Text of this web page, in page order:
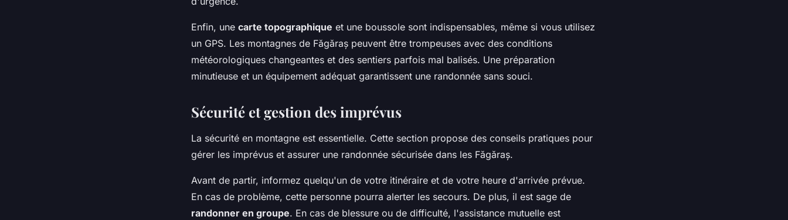
Enfin, une carte topographique et une boussole sont indispensables, même si vous utilisez
un GPS. Les montagnes de Făgăraș peuvent être trompeuses avec des conditions
météorologiques changeantes et des sentiers parfois mal balisés. Une préparation
minutieuse et un équipement adéquat garantissent une randonnée sans souci.
Sécurité et gestion des imprévus
La sécurité en montagne est essentielle. Cette section propose des conseils pratiques pour
gérer les imprévus et assurer une randonnée sécurisée dans les Făgăraș.
Avant de partir, informez quelqu'un de votre itinéraire et de votre heure d'arrivée prévue.
En cas de problème, cette personne pourra alerter les secours. De plus, il est sage de
randonner en groupe. En cas de blessure ou de difficulté, l'assistance mutuelle est